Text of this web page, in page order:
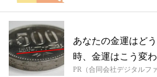
あなたの金運はど
時、金運はこう変
PR（合同会社デジタルフ